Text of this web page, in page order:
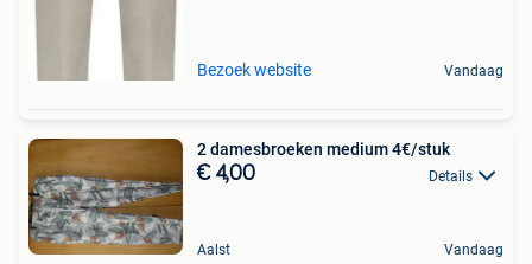
Bezoek website Vandaag
2 damesbroeken medium 4€/stuk
€ 4,00 Details
Aalst Vandaag